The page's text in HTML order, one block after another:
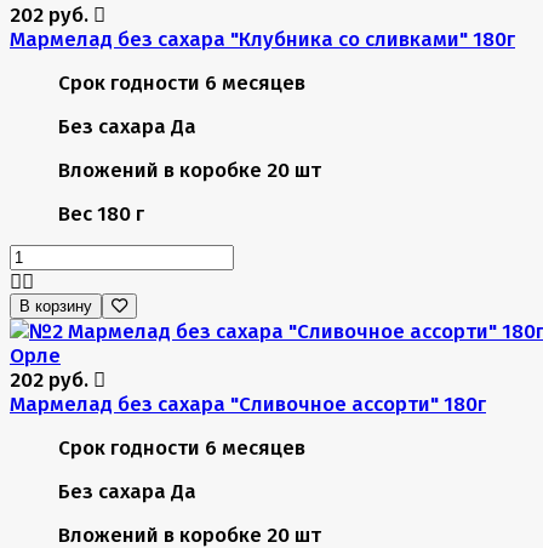
202 руб.
Мармелад без сахара "Клубника со сливками" 180г
Срок годности 6 месяцев
Без сахара Да
Вложений в коробке 20 шт
Вес 180 г
В корзину
202 руб.
Мармелад без сахара "Сливочное ассорти" 180г
Срок годности 6 месяцев
Без сахара Да
Вложений в коробке 20 шт